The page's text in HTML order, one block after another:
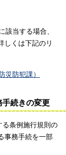
該当する場合、
しくは下記のリ
災防犯課）
手続きの変更
る条例施行規則の
事務手続を一部